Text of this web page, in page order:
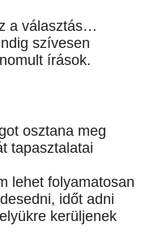
a választás…
szívesen
írások.
osztana meg
tapasztalatai
lehet folyamatosan
időt adni
kerüljenek